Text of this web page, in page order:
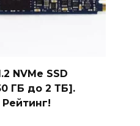
NVMe SSD
ГБ до 2 ТБ].